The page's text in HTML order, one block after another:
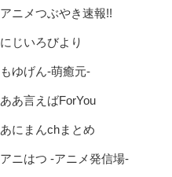
アニメつぶやき速報!!
にじいろびより
もゆげん-萌癒元-
ああ言えばForYou
あにまんchまとめ
アニはつ -アニメ発信場-